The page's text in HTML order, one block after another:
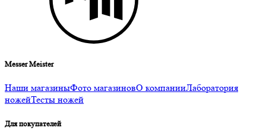
Messer Meister
Наши магазиныФото магазиновО компанииЛаборатория
ножейТесты ножей
Для покупателей